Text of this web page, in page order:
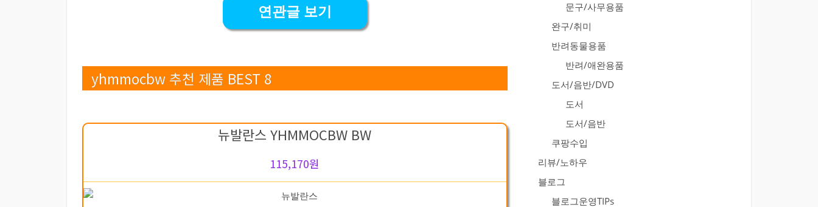
연관글 보기
yhmmocbw 추천 제품 BEST 8
뉴발란스 YHMMOCBW BW
115,170원
문구/사무용품
완구/취미
반려동물용품
반려/애완용품
도서/음반/DVD
도서
도서/음반
쿠팡수입
리뷰/노하우
블로그
블로그운영TIPs